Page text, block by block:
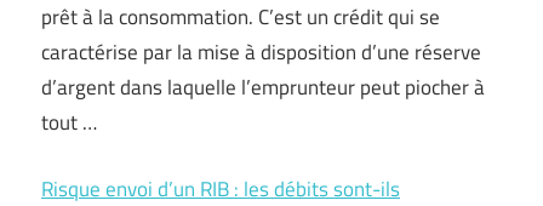
prêt à la consommation. C’est un crédit qui se
caractérise par la mise à disposition d’une réserve
d’argent dans laquelle l’emprunteur peut piocher à
tout …
Risque envoi d’un RIB : les débits sont-ils